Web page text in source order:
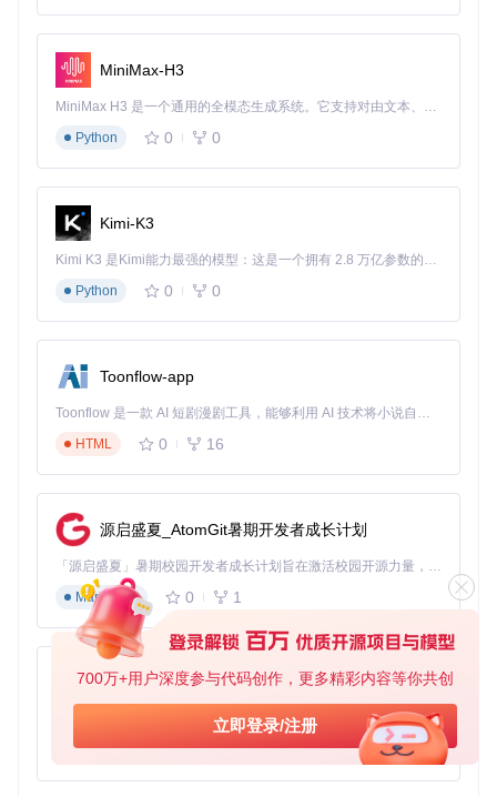
700万+用户深度参与代码创作，更多精彩内容等你共创
立即登录/注册
社区贡献：虽无进一步维护计划，但在当时，该项目受到了
其他开发者提供的关键组件支持，如mp3编码库。
请注意，由于项目不再更新，可能存在的问题和隐患需要使用
者自行解决，但这并不妨碍它成为深入学习iOS音频处理的宝
贵资料。如果你正在寻找一个简单的起点来探索音频世界，那
MiniMax-H3
MiniMax H3 是一个通用的全模态生成系统。它支持对由文本、图像、视频和音频组成的多模态上下文进行统一理解，并能生成分辨率高达 2K、时长可达 15 秒的带原生立体声音频的视频。得益于面向任务泛化的系统设计，H3 在预训练阶段就已具备广泛的多模态上下文理解与生成能力，能够出色地执行复杂的多模态指令。
Python
0 0
Kimi-K3
Kimi K3 是Kimi能力最强的模型：这是一个拥有 2.8 万亿参数的混合专家（MoE）模型，具备原生视觉理解能力，并支持 100 万 token 的上下文窗口。
Python
0 0
Toonflow-app
Toonflow 是一款 AI 短剧漫剧工具，能够利用 AI 技术将小说自动转化为剧本，并结合 AI 生成的图片和视频，实现高效的短剧创作。借助 Toonflow，可以轻松完成从文字到影像的全流程，让短剧制作变得更加智能与便捷。
HTML
0 16
源启盛夏_AtomGit暑期开发者成长计划
「源启盛夏」暑期校园开发者成长计划旨在激活校园开源力量，通过积分激励、认证扶持、资源倾斜等形式，引导高校组织和开发者完成「入驻 — 建项目 — 做贡献 — 获认证 — 得资源」的完整闭环。无论你是想带领社团入驻平台的组织者，还是希望用代码贡献证明自己的开发者，都能在这里找到属于你的成长路径。
Markdown
0 1
AionUi
免费、本地、开源的 24/7 全天候 Cowork 应用，以及适用于 Gemini CLI、Claude Code、Codex、OpenCode、Qwen Code、Goose CLI、Auggie 等的 OpenClaw | 🌟 喜欢就点star吧
TypeScript
0 6